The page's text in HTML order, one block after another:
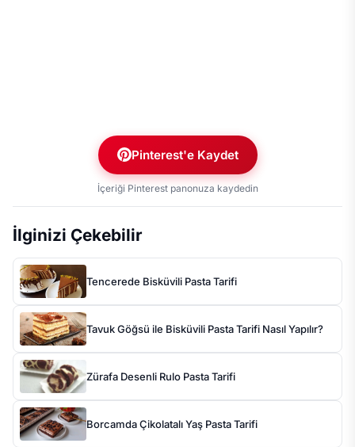
Pinterest'e Kaydet
İçeriği Pinterest panonuza kaydedin
İlginizi Çekebilir
Tencerede Bisküvili Pasta Tarifi
Tavuk Göğsü ile Bisküvili Pasta Tarifi Nasıl Yapılır?
Zürafa Desenli Rulo Pasta Tarifi
Borcamda Çikolatalı Yaş Pasta Tarifi